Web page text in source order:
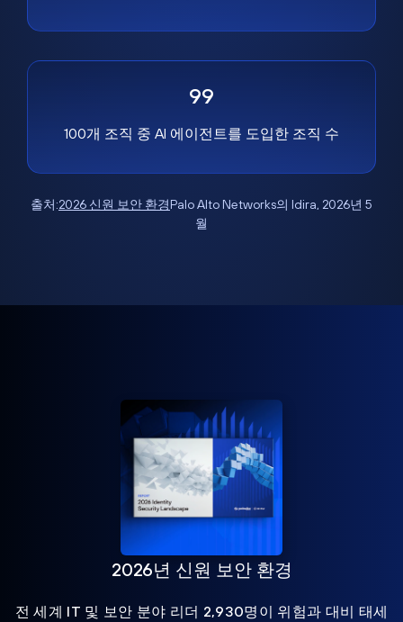
99
100개 조직 중 AI 에이전트를 도입한 조직 수
출처:2026 신원 보안 환경Palo Alto Networks의 Idira, 2026년 5
월
2026년 신원 보안 환경
전 세계 IT 및 보안 분야 리더 2,930명이 위험과 대비 태세